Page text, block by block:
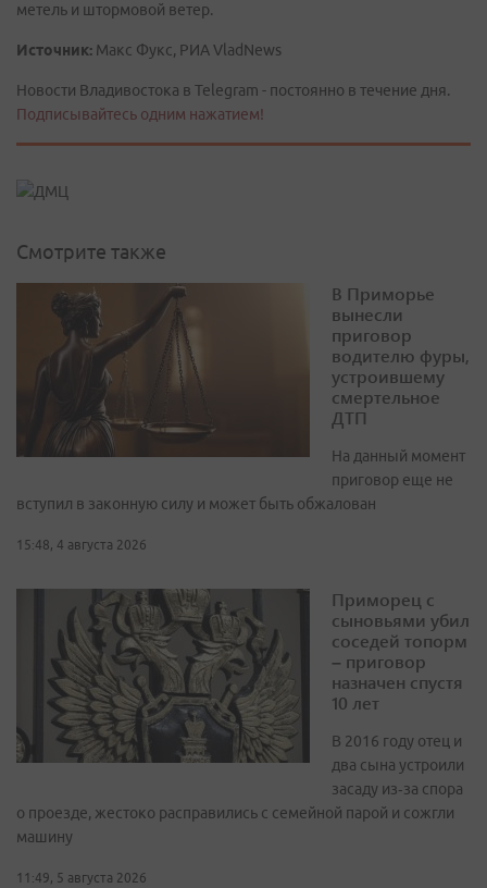
метель и штормовой ветер.
Источник: Макс Фукс, РИА VladNews
Новости Владивостока в Telegram - постоянно в течение дня.
Подписывайтесь одним нажатием!
Смотрите также
В Приморье
вынесли
приговор
водителю фуры,
устроившему
смертельное
ДТП
На данный момент
приговор еще не
вступил в законную силу и может быть обжалован
15:48, 4 августа 2026
Приморец с
сыновьями убил
соседей топорм
– приговор
назначен спустя
10 лет
В 2016 году отец и
два сына устроили
засаду из‑за спора
о проезде, жестоко расправились с семейной парой и сожгли
машину
11:49, 5 августа 2026